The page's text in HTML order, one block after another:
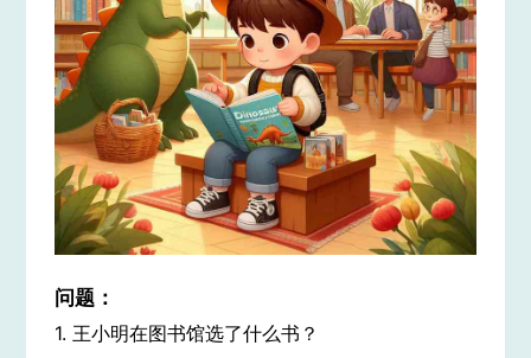
问题：
1. 王小明在图书馆选了什么书？